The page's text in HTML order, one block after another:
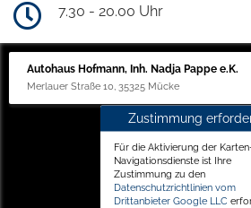
7.30 - 20.00 Uhr
Autohaus Hofmann, Inh. Nadja Pappe e.K.
Merlauer Straße 10, 35325 Mücke
Zustimmung
Für die Aktivierung der
Navigationsdienste ist Ihre
Zustimmung zu den
Datenschutzrichtlinien vom
Drittanbieter Google LLC